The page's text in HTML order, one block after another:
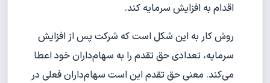
اقدام به افزایش سرمایه کند.
روش کار به این شکل است که شرکت پس از افزایش
سرمایه، تعدادی حق تقدم را به سهام‌داران خود اعطا
می‌کند. معنی حق تقدم این است سهام‌داران فعلی در